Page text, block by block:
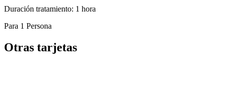
Duración tratamiento: 1 hora
Para 1 Persona
Otras tarjetas